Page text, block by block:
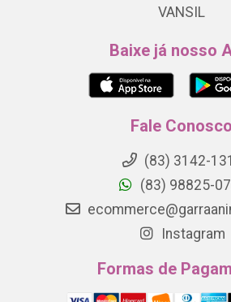
VANSIL
Baixe já nosso
Fale Conosco
(83) 3142-
(83) 98825-
Instagram
Formas de